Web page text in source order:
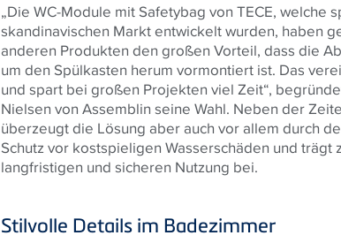
„Die WC-Module mit Safetybag von TECE, welche
skandinavischen Markt entwickelt wurden, haben
anderen Produkten den großen Vorteil, dass die
um den Spülkasten herum vormontiert ist. Das
und spart bei großen Projekten viel Zeit“,
Nielsen von Assemblin seine Wahl. Neben der
überzeugt die Lösung aber auch vor allem durch
Schutz vor kostspieligen Wasserschäden und trägt
langfristigen und sicheren Nutzung bei.
Stilvolle Details im Badezimmer